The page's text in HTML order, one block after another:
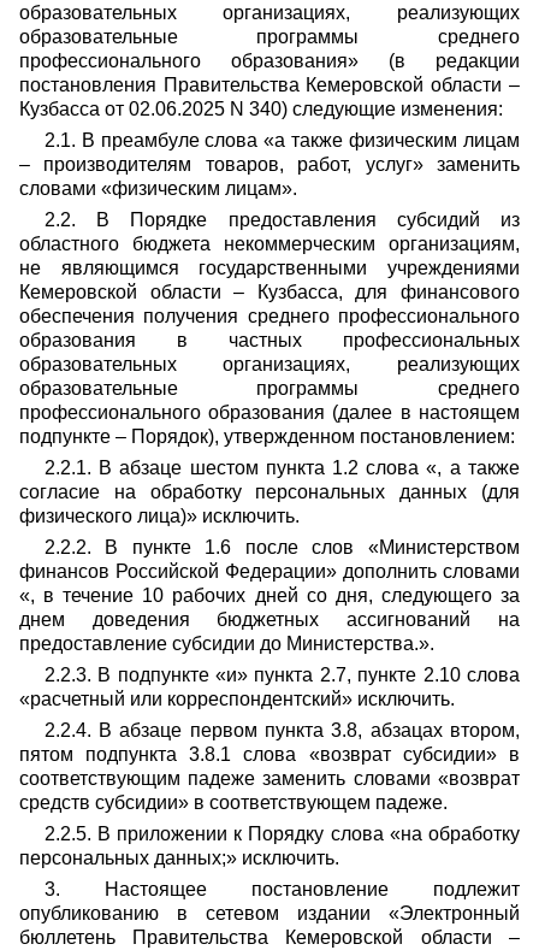
образовательных организациях, реализующих
образовательные программы среднего
профессионального образования» (в редакции
постановления Правительства Кемеровской области –
Кузбасса от 02.06.2025 N 340) следующие изменения:
2.1. В преамбуле слова «а также физическим лицам
– производителям товаров, работ, услуг» заменить
словами «физическим лицам».
2.2. В Порядке предоставления субсидий из
областного бюджета некоммерческим организациям,
не являющимся государственными учреждениями
Кемеровской области – Кузбасса, для финансового
обеспечения получения среднего профессионального
образования в частных профессиональных
образовательных организациях, реализующих
образовательные программы среднего
профессионального образования (далее в настоящем
подпункте – Порядок), утвержденном постановлением:
2.2.1. В абзаце шестом пункта 1.2 слова «, а также
согласие на обработку персональных данных (для
физического лица)» исключить.
2.2.2. В пункте 1.6 после слов «Министерством
финансов Российской Федерации» дополнить словами
«, в течение 10 рабочих дней со дня, следующего за
днем доведения бюджетных ассигнований на
предоставление субсидии до Министерства.».
2.2.3. В подпункте «и» пункта 2.7, пункте 2.10 слова
«расчетный или корреспондентский» исключить.
2.2.4. В абзаце первом пункта 3.8, абзацах втором,
пятом подпункта 3.8.1 слова «возврат субсидии» в
соответствующим падеже заменить словами «возврат
средств субсидии» в соответствующем падеже.
2.2.5. В приложении к Порядку слова «на обработку
персональных данных;» исключить.
3. Настоящее постановление подлежит
опубликованию в сетевом издании «Электронный
бюллетень Правительства Кемеровской области –